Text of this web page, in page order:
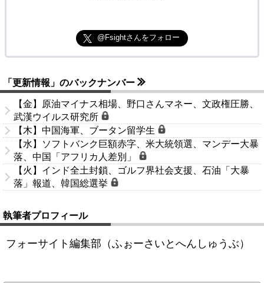
@Fsightさんをフォロー
「更新情報」のバックナンバー
【金】原油マイナス相場、野口さんマネー、文政権圧勝、
武漢ウイルス研究所
【木】中国海軍、ブータン留学生
【水】ソフトバンク巨額赤字、米大統領選、マンデー大暴
落、中国「アフリカ人差別」
【火】インド全土封鎖、ゴルフ界社会支援、石油「大暴
落」報道、韓国総選挙
執筆者プロフィール
フォーサイト編集部（ふぉーさいとへんしゅうぶ）